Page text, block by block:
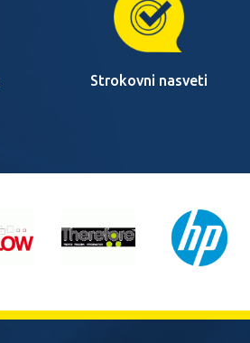
Strokovni nasveti